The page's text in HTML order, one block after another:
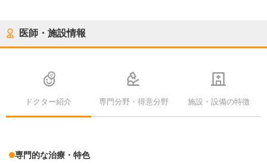
医師・施設情報
ドクター紹介 専門分野・得意分野 施設・設備の特徴
専門的な治療・特色